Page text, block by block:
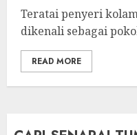
Teratai penyeri
dikenali sebagai
READ MORE